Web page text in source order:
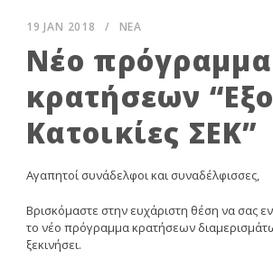
19 JAN 2018 / ΝΕΑ
Νέο πρόγραμμα
κρατήσεων
Κατοικίες ΣΕΚ”
Αγαπητοί συνάδελφοι και συναδέλφισσες,
Βρισκόμαστε στην ευχάριστη θέση να σας
το νέο πρόγραμμα κρατήσεων
ξεκινήσει.